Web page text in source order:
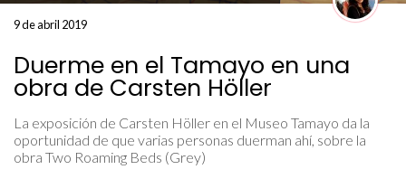
9 de abril 2019
Duerme en el Tamayo en una
obra de Carsten Höller
La exposición de Carsten Höller en el Museo Tamayo da la
oportunidad de que varias personas duerman ahí, sobre la
obra Two Roaming Beds (Grey)